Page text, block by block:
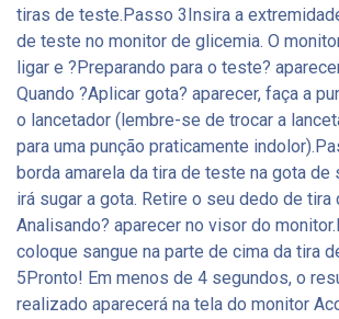
tiras de teste.Passo 3Insira a
de teste no monitor de glicemia. O
ligar e ?Preparando para o teste?
Quando ?Aplicar gota? aparecer, faça a
o lancetador (lembre-se de trocar a
para uma punção praticamente
borda amarela da tira de teste na gota de
irá sugar a gota. Retire o seu dedo de tira
Analisando? aparecer no visor do
coloque sangue na parte de cima da tira
5Pronto! Em menos de 4 segundos, o
realizado aparecerá na tela do monitor